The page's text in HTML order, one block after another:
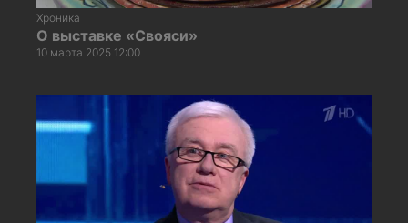
Хроника
О выставке «Свояси»
10 марта 2025 12:00